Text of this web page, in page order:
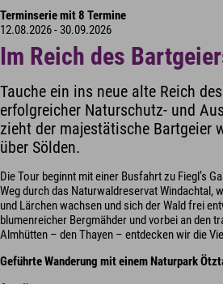
Terminserie mit 8 Termine
12.08.2026 - 30.09.2026
Im Reich des
Tauche ein ins neue alte Reich
erfolgreicher Naturschutz- und
zieht der majestätische Bartgeier
über Sölden.
Die Tour beginnt mit einer Busfahrt zu Fiegl’s
Weg durch das Naturwaldreservat Windachtal,
und Lärchen wachsen und sich der Wald frei
blumenreicher Bergmähder und vorbei an den
Almhütten – den Thayen – entdecken wir die
Geführte Wanderung mit einem Naturpark